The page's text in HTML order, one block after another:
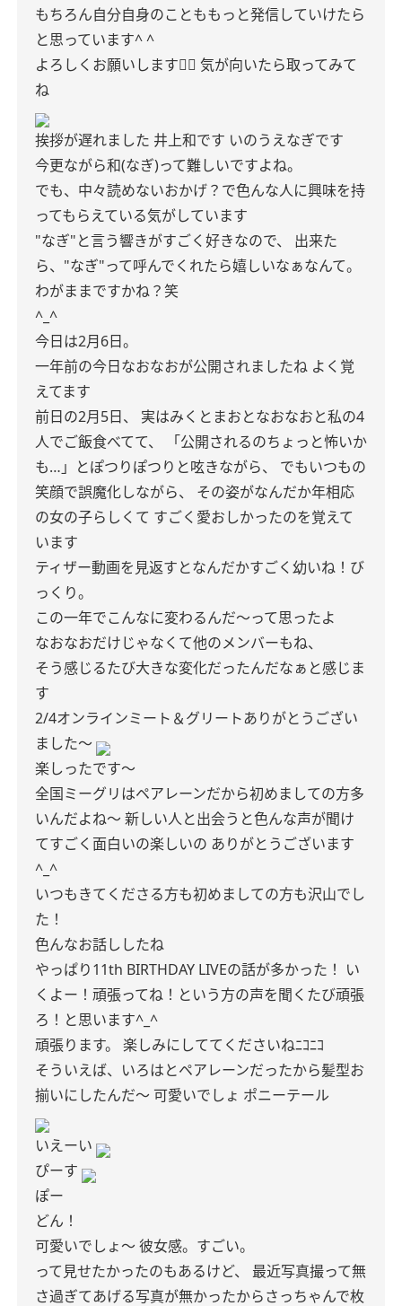
もちろん自分自身のことももっと発信していけたら
と思っています^ ^
よろしくお願いします🙇‍♀️ 気が向いたら取ってみて
ね
挨拶が遅れました 井上和です いのうえなぎです
今更ながら和(なぎ)って難しいですよね。
でも、中々読めないおかげ？で色んな人に興味を持
ってもらえている気がしています
"なぎ"と言う響きがすごく好きなので、
出来た
ら、"なぎ"って呼んでくれたら嬉しいなぁなんて。
わがままですかね？笑
^_^
今日は2月6日。
一年前の今日なおなおが公開されましたね よく覚
えてます
前日の2月5日、
実はみくとまおとなおなおと私の4
人でご飯食べてて、
「公開されるのちょっと怖いか
も…」とぽつりぽつりと呟きながら、
でもいつもの
笑顔で誤魔化しながら、
その姿がなんだか年相応
の女の子らしくて すごく愛おしかったのを覚えて
います
ティザー動画を見返すとなんだかすごく幼いね！び
っくり。
この一年でこんなに変わるんだ〜って思ったよ
なおなおだけじゃなくて他のメンバーもね、
そう感じるたび大きな変化だったんだなぁと感じま
す
2/4オンラインミート＆グリートありがとうござい
ました〜
楽しったです〜
全国ミーグリはペアレーンだから初めましての方多
いんだよね〜 新しい人と出会うと色んな声が聞け
てすごく面白いの楽しいの ありがとうございます
^_^
いつもきてくださる方も初めましての方も沢山でし
た！
色んなお話ししたね
やっぱり11th BIRTHDAY LIVEの話が多かった！ い
くよー！頑張ってね！という方の声を聞くたび頑張
ろ！と思います^_^
頑張ります。
楽しみにしててくださいねﾆｺﾆｺ
そういえば、いろはとペアレーンだったから髪型お
揃いにしたんだ〜 可愛いでしょ ポニーテール
いえーい
ぴーす
ぽー
どん！
可愛いでしょ〜 彼女感。すごい。
って見せたかったのもあるけど、
最近写真撮って無
さ過ぎてあげる写真が無かったからさっちゃんで枚